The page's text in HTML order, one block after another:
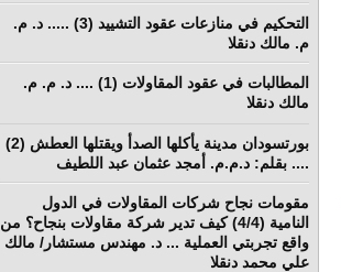
التحكيم في منازعات عقود التشييد (3) ..... د. م.
م. مالك دنقلا
المطالبات في عقود المقاولات (1) .... د. م. م.
مالك دنقلا
بورتسودان مدينة يأكلها الصدأ ويقتلها العطش (2)
.... بقلم: د.م.م. أمجد عثمان عبد اللطيف
مقومات نجاح شركات المقاولات في الدول
النامية (4/4) كيف تدير شركة مقاولات بنجاح؟ من
واقع تجربتي العملية ... د. مهندس مستشار/ مالك
علي محمد دنقلا